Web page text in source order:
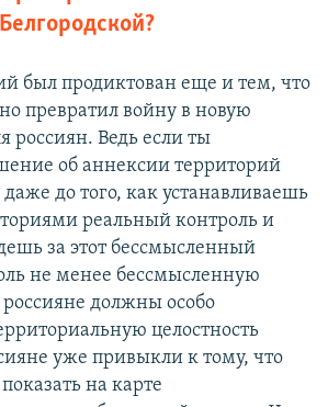
был продиктован еще и тем, что
превратил войну в новую
россиян. Ведь если ты
об аннексии территорий
до того, как устанавливаешь
реальный контроль и
за этот бессмысленный
не менее бессмысленную
должны особо
целостность
уже привыкли к тому, что
на карте